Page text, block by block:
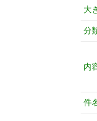
大
分
内
件